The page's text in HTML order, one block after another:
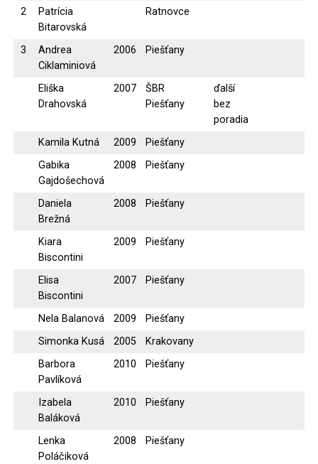
2
Patrícia
Bitarovská
Ratnovce
3
Andrea
Ciklaminiová
2006 Piešťany
Eliška
Drahovská
2007
ŠBR
Piešťany
ďalší
bez
poradia
Kamila Kutná
2009
Piešťany
Gabika
Gajdošechová
2008 Piešťany
Daniela
Brežná
2008 Piešťany
Kiara
Biscontini
2009 Piešťany
Elisa
Biscontini
2007 Piešťany
Nela Balanová 2009
Piešťany
Simonka Kusá
2005
Krakovany
Barbora
Pavlíková
2010 Piešťany
Izabela
Baláková
2010 Piešťany
Lenka
Poláčiková
2008 Piešťany